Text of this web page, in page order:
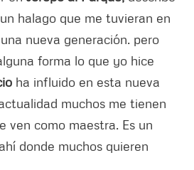
halago que me tuvieran en
nueva generación. pero
forma lo que yo hice
ha influido en esta nueva
muchos me tienen
ven como maestra. Es un
donde muchos quieren